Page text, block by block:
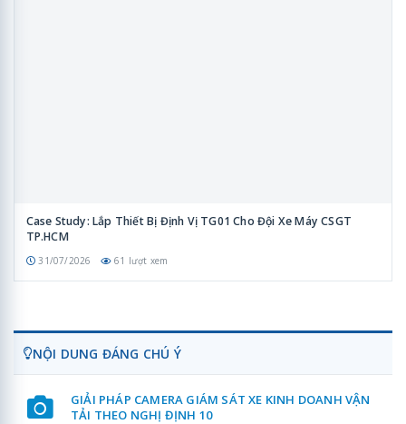
Case Study: Lắp Thiết Bị Định Vị TG01 Cho Đội Xe Máy CSGT
TP.HCM
31/07/2026 61 lượt xem
NỘI DUNG ĐÁNG CHÚ Ý
GIẢI PHÁP CAMERA GIÁM SÁT XE KINH DOANH VẬN
TẢI THEO NGHỊ ĐỊNH 10